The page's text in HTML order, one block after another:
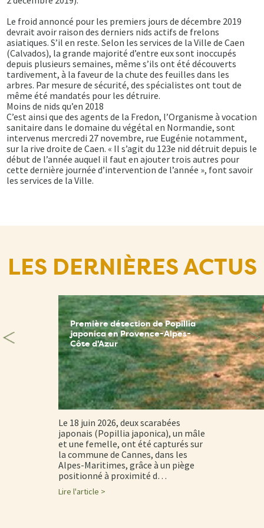
Le froid annoncé pour les premiers jours de décembre 2019
devrait avoir raison des derniers nids actifs de frelons
asiatiques. S’il en reste. Selon les services de la Ville de Caen
(Calvados), la grande majorité d’entre eux sont inoccupés
depuis plusieurs semaines, même s’ils ont été découverts
tardivement, à la faveur de la chute des feuilles dans les
arbres. Par mesure de sécurité, des spécialistes ont tout de
même été mandatés pour les détruire.
Moins de nids qu’en 2018
C’est ainsi que des agents de la Fredon, l’Organisme à vocation
sanitaire dans le domaine du végétal en Normandie, sont
intervenus mercredi 27 novembre, rue Eugénie notamment,
sur la rive droite de Caen. « Il s’agit du 123e nid détruit depuis le
début de l’année auquel il faut en ajouter trois autres pour
cette dernière journée d’intervention de l’année », font savoir
les services de la Ville.
LES DERNIÈRES ACTUS
Première détection de Popillia
japonica en Provence-Alpes-
Côte d'Azur
Le 18 juin 2026, deux scarabées
japonais (Popillia japonica), un mâle
et une femelle, ont été capturés sur
la commune de Cannes, dans les
Alpes-Maritimes, grâce à un piège
positionné à proximité d…
Lire l'article >